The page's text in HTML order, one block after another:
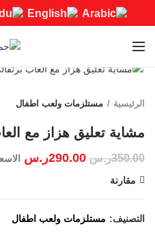
الرئيسية مستلزمات ولعب اطفال
مشاية تعليق هزاز مع العاب
350.00ر.س 290.00ر.س
مقارنة
التصنيف: مستلزمات ولعب اطفال